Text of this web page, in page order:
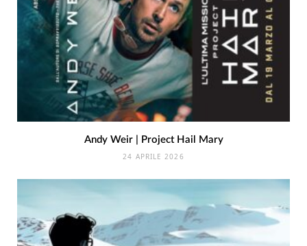
Andy Weir | Project Hail Mary
24 APRILE 2026